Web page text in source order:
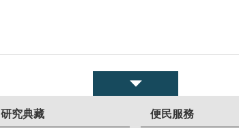
研究典藏
便民服務